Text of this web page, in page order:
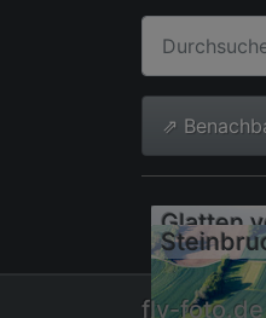
⇗
Glatten
fly-foto.de